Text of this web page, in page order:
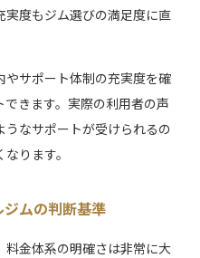
度もジム選びの満足度に直
サポート体制の充実度を確
きます。実際の利用者の声
なサポートが受けられるの
ります。
ムの判断基準
金体系の明確さは非常に大